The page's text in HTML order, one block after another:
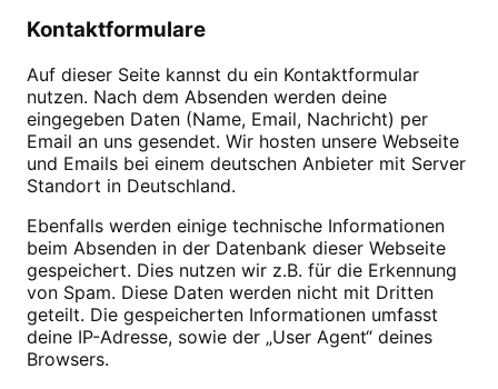
Kontaktformulare
Auf dieser Seite kannst du ein Kontaktformular
nutzen. Nach dem Absenden werden deine
eingegeben Daten (Name, Email, Nachricht) per
Email an uns gesendet. Wir hosten unsere Webseite
und Emails bei einem deutschen Anbieter mit Server
Standort in Deutschland.
Ebenfalls werden einige technische Informationen
beim Absenden in der Datenbank dieser Webseite
gespeichert. Dies nutzen wir z.B. für die Erkennung
von Spam. Diese Daten werden nicht mit Dritten
geteilt. Die gespeicherten Informationen umfasst
deine IP-Adresse, sowie der „User Agent“ deines
Browsers.